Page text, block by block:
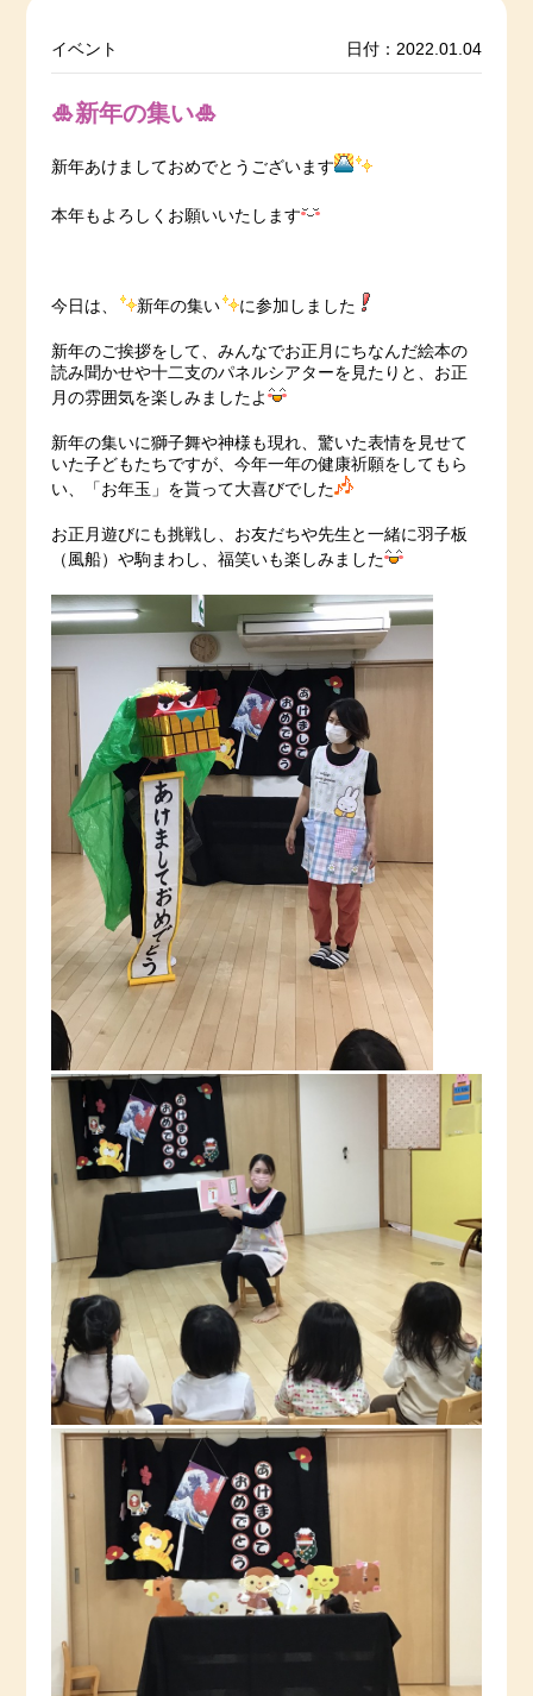
イベント 日付：2022.01.04
🎍新年の集い🎍
新年あけましておめでとうございます
本年もよろしくお願いいたします
今日は、 新年の集い に参加しました
新年のご挨拶をして、みんなでお正月にちなんだ絵本の
読み聞かせや十二支のパネルシアターを見たりと、お正
月の雰囲気を楽しみましたよ
新年の集いに獅子舞や神様も現れ、驚いた表情を見せて
いた子どもたちですが、今年一年の健康祈願をしてもら
い、「お年玉」を貰って大喜びでした
お正月遊びにも挑戦し、お友だちや先生と一緒に羽子板
（風船）や駒まわし、福笑いも楽しみました